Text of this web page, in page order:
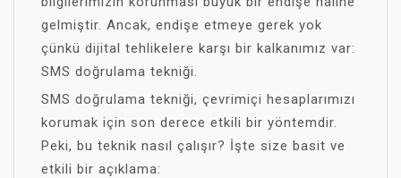
gelmiştir. Ancak, endişe etmeye gerek yok
çünkü dijital tehlikelere karşı bir kalkanımız var:
SMS doğrulama tekniği.
SMS doğrulama tekniği, çevrimiçi hesaplarımızı
korumak için son derece etkili bir yöntemdir.
Peki, bu teknik nasıl çalışır? İşte size basit ve
etkili bir açıklama: